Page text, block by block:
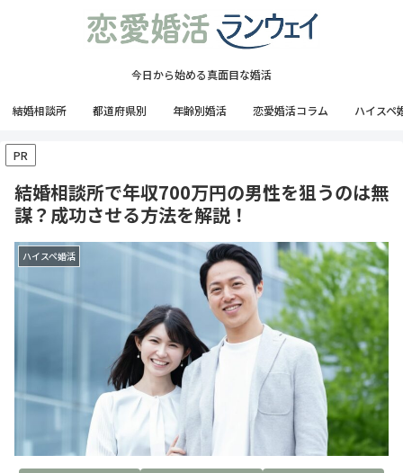
今日から始める真面目な婚活
結婚相談所 都道府県別 年齢別婚活 恋愛婚活コラム ハイスペ
PR
結婚相談所で年収700万円の男性を狙うのは無
謀？成功させる方法を解説！
ハイスペ婚活